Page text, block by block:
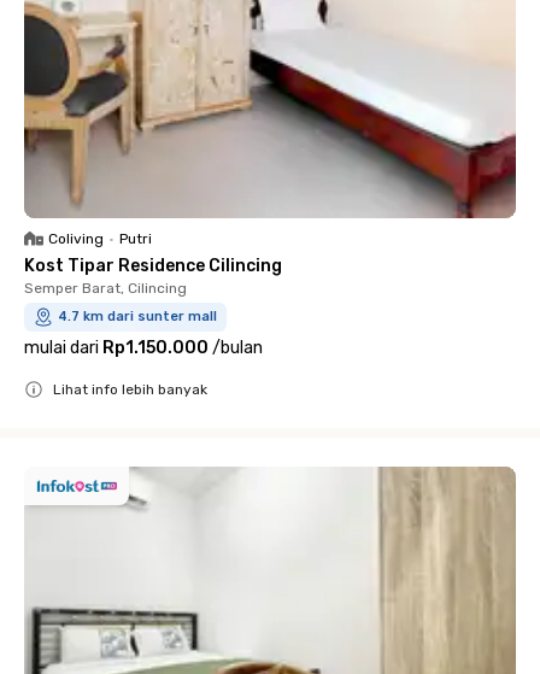
Coliving • Putri
Kost Tipar Residence Cilincing
Semper Barat, Cilincing
4.7 km dari sunter mall
mulai dari Rp1.150.000 /bulan
Lihat info lebih banyak